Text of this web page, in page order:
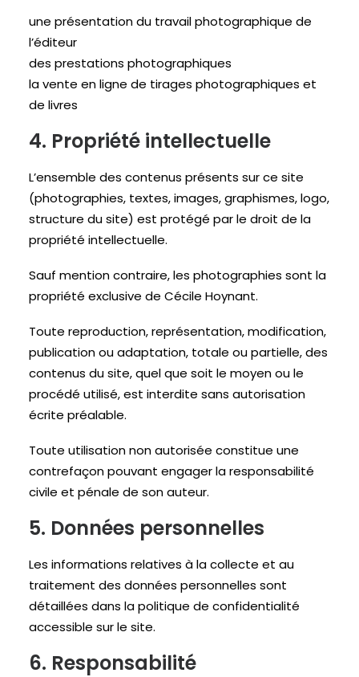
une présentation du travail photographique de
l’éditeur
des prestations photographiques
la vente en ligne de tirages photographiques et
de livres
4. Propriété intellectuelle
L’ensemble des contenus présents sur ce site
(photographies, textes, images, graphismes, logo,
structure du site) est protégé par le droit de la
propriété intellectuelle.
Sauf mention contraire, les photographies sont la
propriété exclusive de Cécile Hoynant.
Toute reproduction, représentation, modification,
publication ou adaptation, totale ou partielle, des
contenus du site, quel que soit le moyen ou le
procédé utilisé, est interdite sans autorisation
écrite préalable.
Toute utilisation non autorisée constitue une
contrefaçon pouvant engager la responsabilité
civile et pénale de son auteur.
5. Données personnelles
Les informations relatives à la collecte et au
traitement des données personnelles sont
détaillées dans la politique de confidentialité
accessible sur le site.
6. Responsabilité